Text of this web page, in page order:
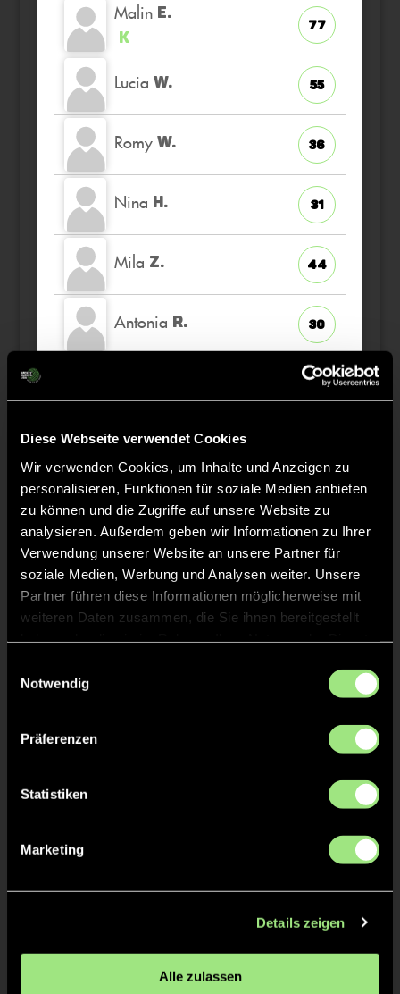
Diese Webseite verwendet Cookies
Wir verwenden Cookies, um Inhalte und Anzeigen zu
personalisieren, Funktionen für soziale Medien anbieten
zu können und die Zugriffe auf unsere Website zu
analysieren. Außerdem geben wir Informationen zu Ihrer
Verwendung unserer Website an unsere Partner für
soziale Medien, Werbung und Analysen weiter. Unsere
Partner führen diese Informationen möglicherweise mit
weiteren Daten zusammen, die Sie ihnen bereitgestellt
Notwendig
Präferenzen
Statistiken
Marketing
Details zeigen
Alle zulassen
Malin E.
K
77
Lucia W. 55
Romy W. 36
Nina H. 31
Mila Z. 44
Antonia R. 30
49
Bruni K.
Laura R.
TW
32
Staff
TW = Torwart & ETW = Ersatztorwart, K = Kapitän
1/4